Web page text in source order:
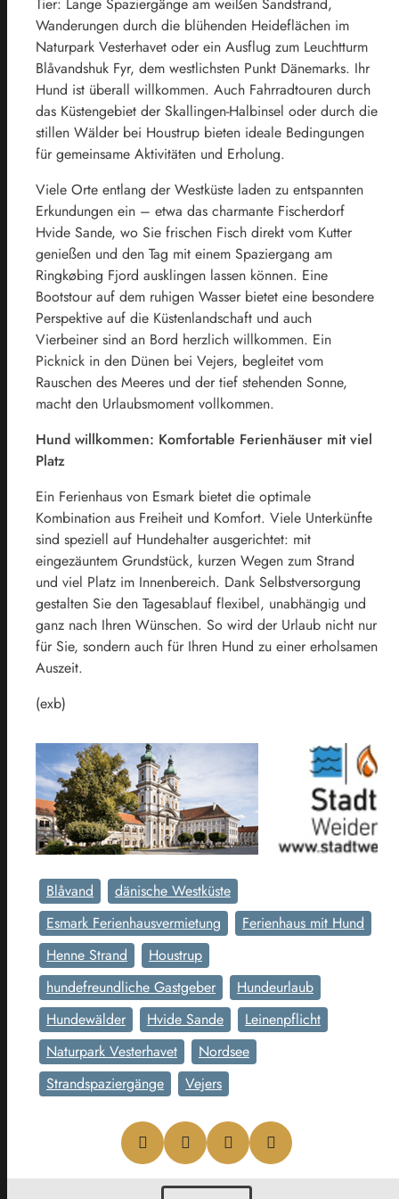
Wanderungen durch die blühenden Heideflächen im
Naturpark Vesterhavet oder ein Ausflug zum Leuchtturm
Blåvandshuk Fyr, dem westlichsten Punkt Dänemarks. Ihr
Hund ist überall willkommen. Auch Fahrradtouren durch
das Küstengebiet der Skallingen-Halbinsel oder durch die
stillen Wälder bei Houstrup bieten ideale Bedingungen
für gemeinsame Aktivitäten und Erholung.
Viele Orte entlang der Westküste laden zu entspannten
Erkundungen ein – etwa das charmante Fischerdorf
Hvide Sande, wo Sie frischen Fisch direkt vom Kutter
genießen und den Tag mit einem Spaziergang am
Ringkøbing Fjord ausklingen lassen können. Eine
Bootstour auf dem ruhigen Wasser bietet eine besondere
Perspektive auf die Küstenlandschaft und auch
Vierbeiner sind an Bord herzlich willkommen. Ein
Picknick in den Dünen bei Vejers, begleitet vom
Rauschen des Meeres und der tief stehenden Sonne,
macht den Urlaubsmoment vollkommen.
Hund willkommen: Komfortable Ferienhäuser mit viel
Platz
Ein Ferienhaus von Esmark bietet die optimale
Kombination aus Freiheit und Komfort. Viele Unterkünfte
sind speziell auf Hundehalter ausgerichtet: mit
eingezäuntem Grundstück, kurzen Wegen zum Strand
und viel Platz im Innenbereich. Dank Selbstversorgung
gestalten Sie den Tagesablauf flexibel, unabhängig und
ganz nach Ihren Wünschen. So wird der Urlaub nicht nur
für Sie, sondern auch für Ihren Hund zu einer erholsamen
Auszeit.
(exb)
Blåvand
dänische Westküste
Esmark Ferienhausvermietung
Ferienhaus mit Hund
Henne Strand
Houstrup
hundefreundliche Gastgeber
Hundeurlaub
Hundewälder
Hvide Sande
Leinenpflicht
Naturpark Vesterhavet
Nordsee
Strandspaziergänge
Vejers